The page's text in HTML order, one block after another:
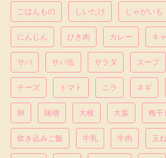
ごはんもの しいたけ じゃがいも
にんじん ひき肉 カレー キ
サバ サバ缶 サラダ スープ
チーズ トマト ニラ ネギ
卵 味噌 大根 大葉 梅干
炊き込みご飯 牛乳 牛肉 玉